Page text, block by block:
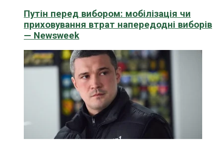
Путін перед вибором: мобілізація чи
приховування втрат напередодні виборів
— Newsweek